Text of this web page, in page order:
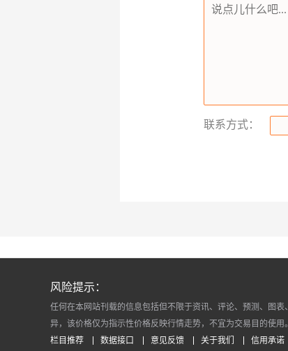
联系方式：
风险提示：
任何在本网站刊载的信息包括但不限于资讯、评论、预测、图
异，该价格仅为指示性价格反映行情走势，不宜为交易目的使
栏目推荐
数据接口 意见反馈 关于我们 信用承诺